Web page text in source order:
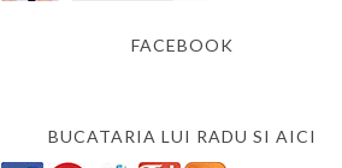
FACEBOOK
BUCATARIA LUI RADU SI AICI